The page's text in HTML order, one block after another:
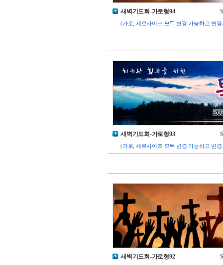
새벽기도회-가로형94
(가로, 세로사이즈 모두 변경 가능하고 변
새벽기도회-가로형93
(가로, 세로사이즈 모두 변경 가능하고 변
새벽기도회-가로형92